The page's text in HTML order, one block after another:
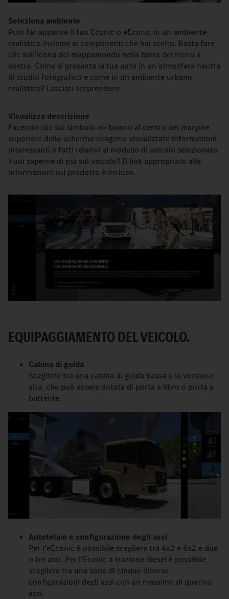
Seleziona ambiente
Puoi far apparire il tuo Econic o eEconic in un ambiente
realistico insieme ai componenti che hai scelto. Basta fare
clic sull'icona del mappamondo nella barra dei menu a
destra. Come si presenta la tua auto in un'atmosfera neutra
di studio fotografico e come in un ambiente urbano
realistico? Lasciati sorprendere.
Visualizza descrizione
Facendo clic sul simbolo «i» bianco al centro del margine
superiore dello schermo vengono visualizzate informazioni
interessanti e fatti relativi al modello di veicolo selezionato.
Vuoi saperne di più sul veicolo? Il link appropriato alle
informazioni sul prodotto è incluso.
EQUIPAGGIAMENTO DEL VEICOLO.
Cabina di guida
Scegliete tra una cabina di guida bassa o la versione
alta, che può essere dotata di porta a libro o porta a
battente.
Autotelaio e configurazione degli assi
Per l'eEconic è possibile scegliere tra 4x2 e 6x2 e due
o tre assi. Per l'Econic a trazione diesel è possibile
scegliere tra una serie di cinque diverse
configurazioni degli assi con un massimo di quattro
assi.